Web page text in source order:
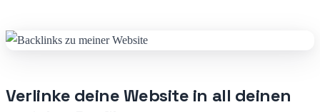
Verlinke deine Website in all deinen